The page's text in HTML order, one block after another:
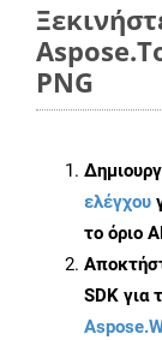
PNG
ελέγχου
το όριο
SDK για